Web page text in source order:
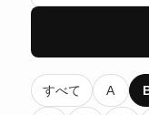
すべて A